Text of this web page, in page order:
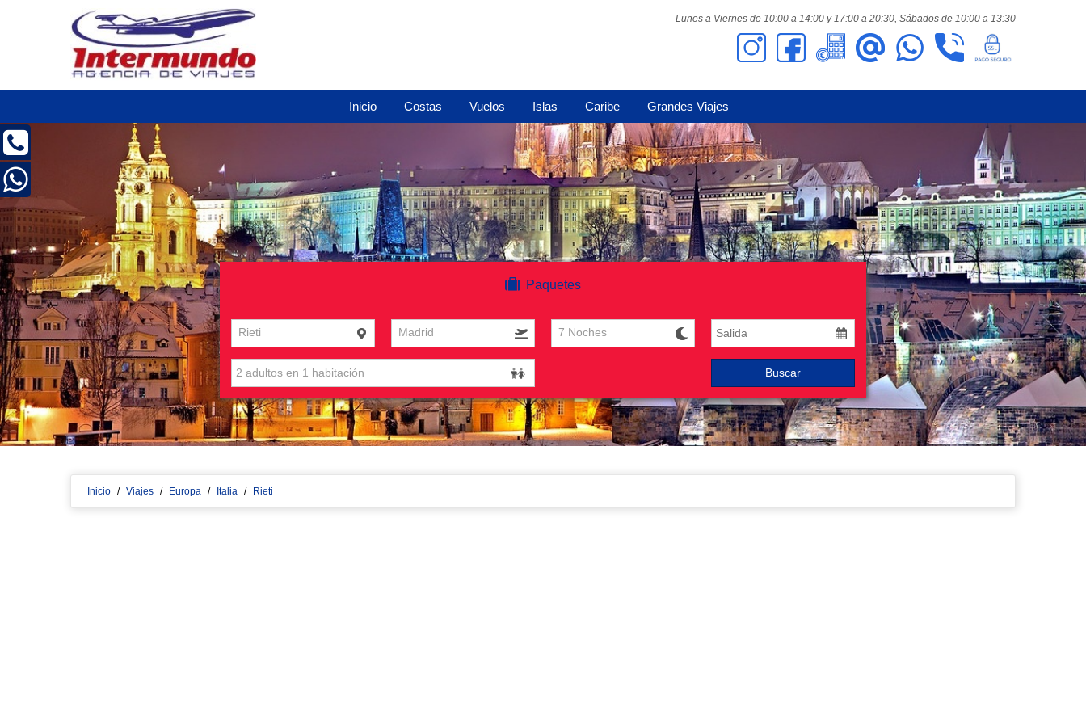
Lunes a Viernes de 10:00 a 14:00 y 17:00 a 20:30, Sábados de 10:00 a 13:30
Inicio Costas Vuelos Islas Caribe Grandes Viajes
Paquetes
Rieti Madrid 7 Noches
Buscar
Inicio / Viajes / Europa / Italia / Rieti